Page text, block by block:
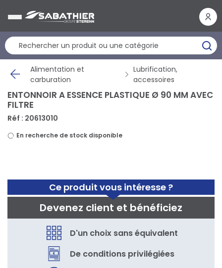
Alimentation et
carburation
Lubrification,
accessoires
Ce produit vous intéresse ?
Devenez client et bénéficiez
D'un choix sans équivalent
De conditions privilégiées
ENTONNOIR A ESSENCE PLASTIQUE Ø 90 MM AVEC
FILTRE
Réf : 20613010
En recherche de stock disponible